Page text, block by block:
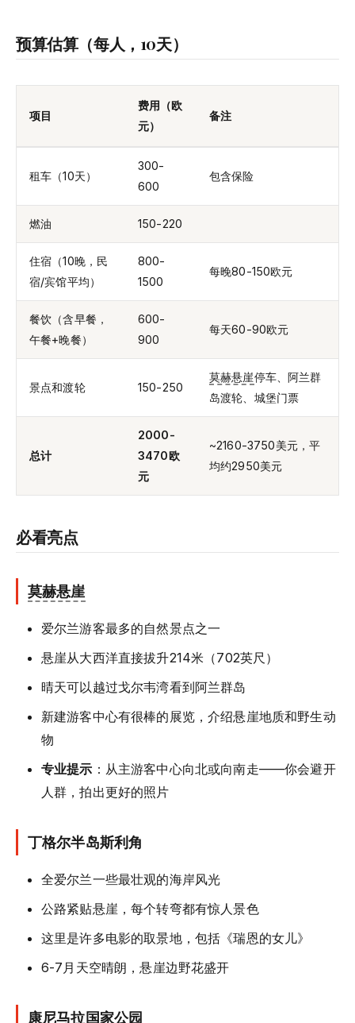
预算估算（每人，10天）
项目
费用（欧
元）
备注
租车（10天）
300-
600
包含保险
燃油 150-220
住宿（10晚，民
宿/宾馆平均）
800-
1500
每晚80-150欧元
餐饮（含早餐，
午餐+晚餐）
600-
900
每天60-90欧元
景点和渡轮 150-250
莫赫悬崖停车、阿兰群
岛渡轮、城堡门票
总计
2000-
3470欧
元
~2160-3750美元，平
均约2950美元
必看亮点
莫赫悬崖
爱尔兰游客最多的自然景点之一
悬崖从大西洋直接拔升214米（702英尺）
晴天可以越过戈尔韦湾看到阿兰群岛
新建游客中心有很棒的展览，介绍悬崖地质和野生动
物
专业提示 ：从主游客中心向北或向南走——你会避开
人群，拍出更好的照片
丁格尔半岛斯利角
全爱尔兰一些最壮观的海岸风光
公路紧贴悬崖，每个转弯都有惊人景色
这里是许多电影的取景地，包括《瑞恩的女儿》
6-7月天空晴朗，悬崖边野花盛开
康尼马拉国家公园